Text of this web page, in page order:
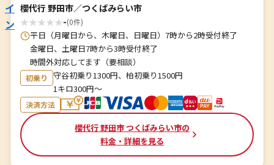
イ
ン
櫻代行 野田市／つくばみらい市
★★★★★-(0件)
平日（月曜日から、木曜日、日曜日）7時から2時受付終了
金曜日、土曜日7時から3時受付終了
時間外対応してます（要相談）
初乗り
守谷初乗り1300円、柏初乗り1500円
1キロ300円〜
決済方法
櫻代行 野田市 つくばみらい市の
料金・詳細を見る